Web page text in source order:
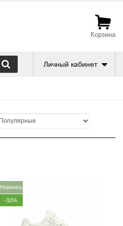
Корзина
Личный кабинет
Новинка
-32%